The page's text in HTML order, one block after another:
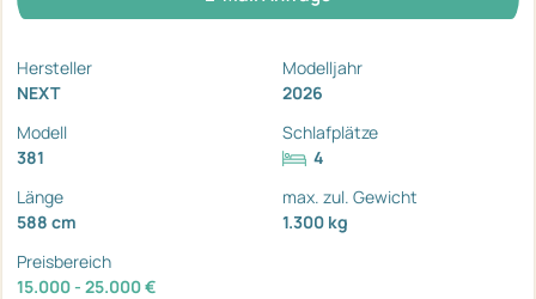
Hersteller
NEXT
Modelljahr
2026
Modell
381
Schlafplätze
4
Länge
588 cm
max. zul. Gewicht
1.300 kg
Preisbereich
15.000 - 25.000 €